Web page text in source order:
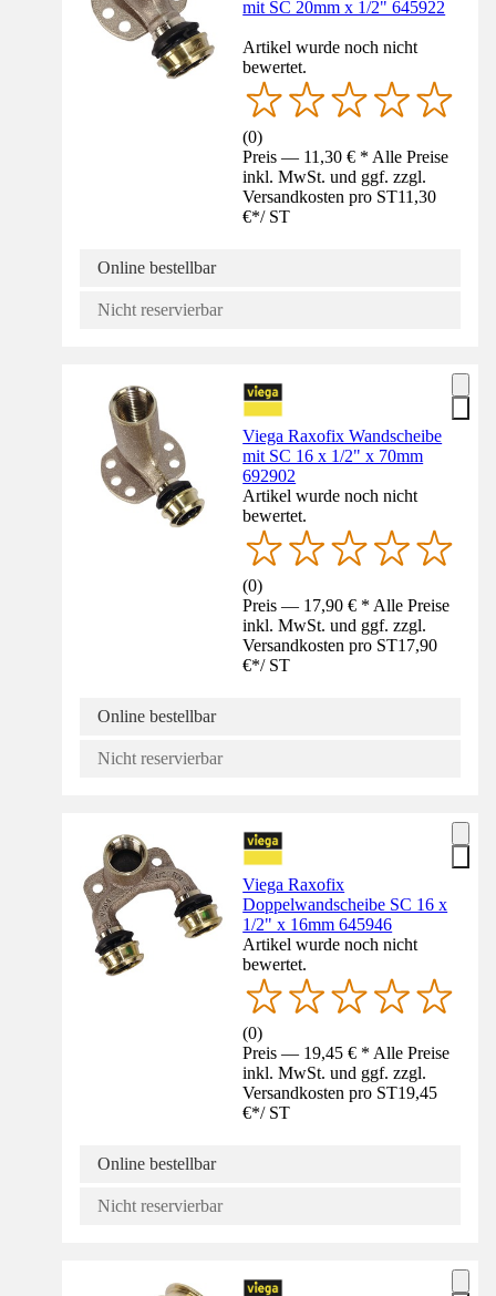
mit SC 20mm x 1/2" 645922
Artikel wurde noch nicht
bewertet.
(0)
Preis — 11,30 € * Alle Preise
inkl. MwSt. und ggf. zzgl.
Versandkosten pro ST11,30
€*/ ST
Online bestellbar
Nicht reservierbar
Viega Raxofix Wandscheibe
mit SC 16 x 1/2" x 70mm
692902
Artikel wurde noch nicht
bewertet.
(0)
Preis — 17,90 € * Alle Preise
inkl. MwSt. und ggf. zzgl.
Versandkosten pro ST17,90
€*/ ST
Online bestellbar
Nicht reservierbar
Viega Raxofix
Doppelwandscheibe SC 16 x
1/2" x 16mm 645946
Artikel wurde noch nicht
bewertet.
(0)
Preis — 19,45 € * Alle Preise
inkl. MwSt. und ggf. zzgl.
Versandkosten pro ST19,45
€*/ ST
Online bestellbar
Nicht reservierbar